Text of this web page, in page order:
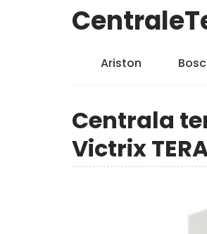
Ariston
Centrala
Victrix